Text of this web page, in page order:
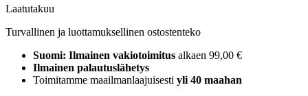
Laatutakuu
Turvallinen ja luottamuksellinen ostostenteko
Suomi: Ilmainen vakiotoimitus alkaen 99,00 €
Ilmainen palautuslähetys
Toimitamme maailmanlaajuisesti yli 40 maahan